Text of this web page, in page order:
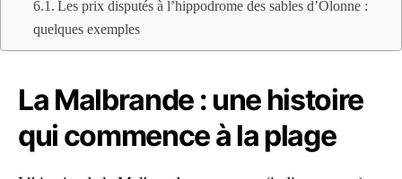
Les prix disputés à l’hippodrome des sables d’Olonne :
quelques exemples
La Malbrande : une histoire
qui commence à la plage